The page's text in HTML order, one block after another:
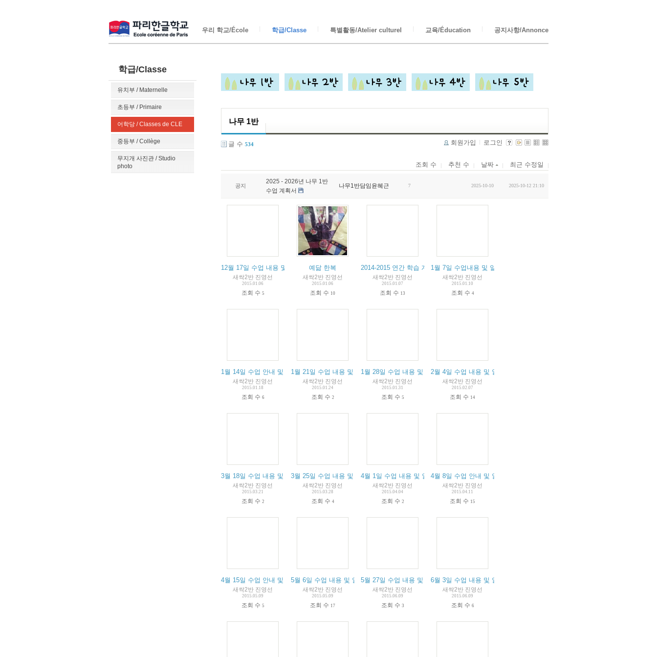
우리 학교/École 학급/Classe 특별활동/Atelier culturel 교육/Éducation 공지사항/Annonce
학급/Classe
유치부 / Maternelle
초등부 / Primaire
어학당 / Classes de CLE
중등부 / Collège
무지개 사진관 / Studio
photo
나무 1반
글 수 534 회원가입 로그인
조회 수 추천 수 날짜 최근 수정일
공지
2025 - 2026년 나무 1반
수업 계획서
나무1반담임윤혜근 7 2025-10-10 2025-10-12 21:10
12월 17일 수업 내용 및 알림입니다.
새싹2반 진영선
2015.01.06
조회 수 5
예닮 한복
새싹2반 진영선
2015.01.06
조회 수 10
2014-2015 연간 학습 계획표
새싹2반 진영선
2015.01.07
조회 수 13
1월 7일 수업내용 및 알림입니다.
새싹2반 진영선
2015.01.10
조회 수 4
1월 14일 수업 안내 및 알림입니다.
새싹2반 진영선
2015.01.18
조회 수 6
1월 21일 수업 내용 및 알림입니다.
새싹2반 진영선
2015.01.24
조회 수 2
1월 28일 수업 내용 및 알림입니다.
새싹2반 진영선
2015.01.31
조회 수 5
2월 4일 수업 내용 및 알림입니다.
새싹2반 진영선
2015.02.07
조회 수 14
3월 18일 수업 내용 및 알림입니다.
새싹2반 진영선
2015.03.21
조회 수 2
3월 25일 수업 내용 및 알림입니다.
새싹2반 진영선
2015.03.28
조회 수 4
4월 1일 수업 내용 및 알림입니다.
새싹2반 진영선
2015.04.04
조회 수 2
4월 8일 수업 안내 및 알림입니다.
새싹2반 진영선
2015.04.11
조회 수 15
4월 15일 수업 안내 및 알림입니다.
새싹2반 진영선
2015.05.09
조회 수 5
5월 6일 수업 내용 및 알림입니다.
새싹2반 진영선
2015.05.09
조회 수 17
5월 27일 수업 내용 및 알림입니다.
새싹2반 진영선
2015.06.09
조회 수 3
6월 3일 수업 내용 및 알림입니다.
새싹2반 진영선
2015.06.09
조회 수 6